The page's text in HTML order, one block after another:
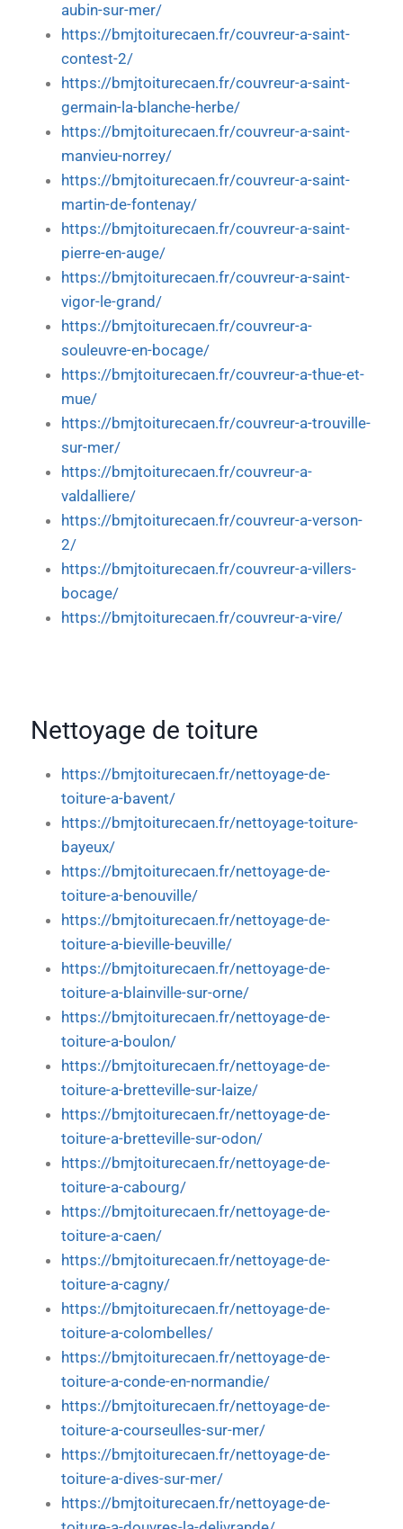
aubin-sur-mer/
https://bmjtoiturecaen.fr/couvreur-a-saint-
contest-2/
https://bmjtoiturecaen.fr/couvreur-a-saint-
germain-la-blanche-herbe/
https://bmjtoiturecaen.fr/couvreur-a-saint-
manvieu-norrey/
https://bmjtoiturecaen.fr/couvreur-a-saint-
martin-de-fontenay/
https://bmjtoiturecaen.fr/couvreur-a-saint-
pierre-en-auge/
https://bmjtoiturecaen.fr/couvreur-a-saint-
vigor-le-grand/
https://bmjtoiturecaen.fr/couvreur-a-
souleuvre-en-bocage/
https://bmjtoiturecaen.fr/couvreur-a-thue-et-
mue/
https://bmjtoiturecaen.fr/couvreur-a-trouville-
sur-mer/
https://bmjtoiturecaen.fr/couvreur-a-
valdalliere/
https://bmjtoiturecaen.fr/couvreur-a-verson-
2/
https://bmjtoiturecaen.fr/couvreur-a-villers-
bocage/
https://bmjtoiturecaen.fr/couvreur-a-vire/
Nettoyage de toiture
https://bmjtoiturecaen.fr/nettoyage-de-
toiture-a-bavent/
https://bmjtoiturecaen.fr/nettoyage-toiture-
bayeux/
https://bmjtoiturecaen.fr/nettoyage-de-
toiture-a-benouville/
https://bmjtoiturecaen.fr/nettoyage-de-
toiture-a-bieville-beuville/
https://bmjtoiturecaen.fr/nettoyage-de-
toiture-a-blainville-sur-orne/
https://bmjtoiturecaen.fr/nettoyage-de-
toiture-a-boulon/
https://bmjtoiturecaen.fr/nettoyage-de-
toiture-a-bretteville-sur-laize/
https://bmjtoiturecaen.fr/nettoyage-de-
toiture-a-bretteville-sur-odon/
https://bmjtoiturecaen.fr/nettoyage-de-
toiture-a-cabourg/
https://bmjtoiturecaen.fr/nettoyage-de-
toiture-a-caen/
https://bmjtoiturecaen.fr/nettoyage-de-
toiture-a-cagny/
https://bmjtoiturecaen.fr/nettoyage-de-
toiture-a-colombelles/
https://bmjtoiturecaen.fr/nettoyage-de-
toiture-a-conde-en-normandie/
https://bmjtoiturecaen.fr/nettoyage-de-
toiture-a-courseulles-sur-mer/
https://bmjtoiturecaen.fr/nettoyage-de-
toiture-a-dives-sur-mer/
https://bmjtoiturecaen.fr/nettoyage-de-